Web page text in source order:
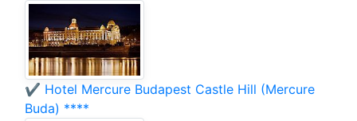
✔️ Hotel Mercure Budapest Castle Hill (Mercure
Buda) ****